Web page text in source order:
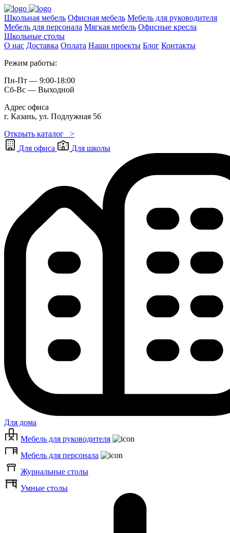
Школьная мебель Офисная мебель Мебель для руководителя
Мебель для персонала Мягкая мебель Офисные кресла
Школьные cтолы
О нас Доставка Оплата Наши проекты Блог Контакты
Режим работы:
Пн-Пт — 9:00-18:00
Сб-Вс — Выходной
Адрес офиса
г. Казань, ул. Подлужная 56
Открыть каталог >
Для офиса
Для школы
Для дома
Мебель для руководителя
Мебель для персонала
Журнальные столы
Умные столы